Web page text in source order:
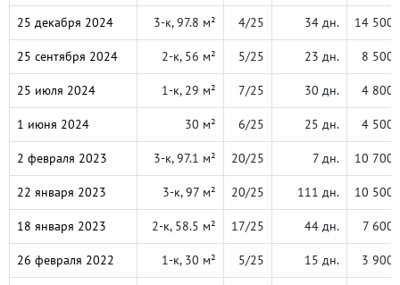
25 декабря 2024 3-к, 97.8 м² 4/25 34 дн. 14 500
25 сентября 2024 2-к, 56 м² 5/25 23 дн. 8 500
25 июля 2024 1-к, 29 м² 7/25 30 дн. 4 800
1 июня 2024 30 м² 6/25 25 дн. 4 500
2 февраля 2023 3-к, 97.1 м² 20/25 7 дн. 10 700
22 января 2023 3-к, 97 м² 20/25 111 дн. 10 500
18 января 2023 2-к, 58.5 м² 17/25 44 дн. 7 600
26 февраля 2022 1-к, 30 м² 5/25 15 дн. 3 900